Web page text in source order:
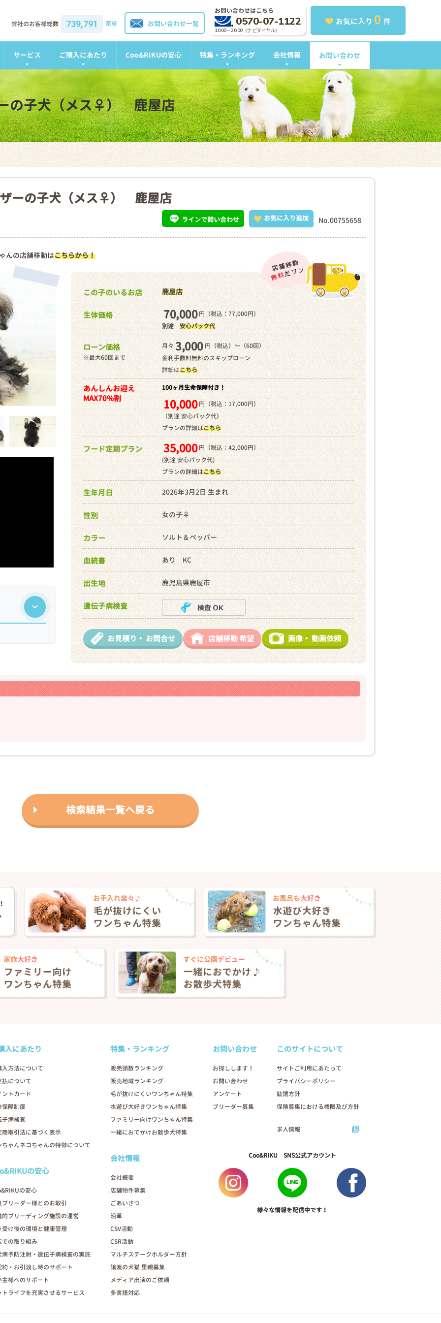
お気に入り 0 件
お問い合わせはこちら
0570-07-1122
10:00～20:00（ナビダイヤル）
お問い合わせ一覧
弊社のお客様総数 739,791 家族
サービス ご購入にあたり Coo&RIKUの安心 特集・ランキング 会社情報 お問い合わせ
の子犬（メス♀） 鹿屋店
ーの子犬（メス♀） 鹿屋店
No.00755658
お気に入り追加
ラインで問い合わせ
んの店舗移動はこちらから！
2026年03月11日
2026年03月11日 2026年03月11日
❯
この子のいるお店 鹿屋店
生体価格 70,000円（税込：77,000円）
別途 安心パック代
ローン価格
※最大60回まで
月々 3,000 円（税込）～（60回）
金利手数料無料のスキップローン
詳細はこちら
あんしんお迎え
MAX70%割
100ヶ月生命保障付き！
10,000 円（税込：17,000円）
（別途 安心パック代）
プランの詳細はこちら
フード定期プラン 35,000 円（税込：42,000円）
(別途 安心パック代)
プランの詳細はこちら
生年月日 2026年3月2日 生まれ
性別 女の子♀
カラー ソルト＆ペッパー
血統書 あり KC
出生地 鹿児島県鹿屋市
遺伝子病検査
お見積り・ お問合せ 店舗移動希望 画像・ 動画依頼
検索結果一覧へ戻る
入にあたり
入方法について
払について
ントカード
保障制度
子病検査
商取引法に基づく表示
ちゃんネコちゃんの特徴について
の安心
の安心
ブリーダー様とのお取引
的ブリーディング施設の運営
受け後の環境と健康管理
での取り組み
病予防注射・遺伝子病検査の実施
約・お引渡し時のサポート
主様へのサポート
トライフを充実させるサービス
特集・ランキング
販売頭数ランキング
販売地域ランキング
毛が抜けにくいワンちゃん特集
水遊び大好きワンちゃん特集
ファミリー向けワンちゃん特集
一緒におでかけお散歩犬特集
会社情報
会社概要
店舗物件募集
ごあいさつ
沿革
CSV活動
CSR活動
マルチステークホルダー方針
譲渡の犬猫 里親募集
メディア出演のご依頼
多言語対応
お問い合わせ
お探しします！
お問い合わせ
アンケート
ブリーダー募集
このサイトについて
サイトご利用にあたって
プライバシーポリシー
勧誘方針
保険募集における権限及び方針
求人情報
Coo&RIKU SNS公式アカウント
様々な情報を配信中です！